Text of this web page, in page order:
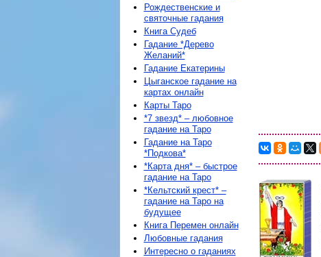
Рождественские и
святочные гадания
Книга Судеб
Гадание *Дерево
Желаний*
Гадание Екатерины
Цыганское гадание на
картах онлайн
Карты Таро
*7 звезд* – любовное
гадание на Таро
Гадание на Таро
*Подкова*
*Карта дня* – быстрое
гадание на Таро
*Кельтский крест* –
гадание на Таро на
будущее
Книга Перемен онлайн
Любовные гадания
Интересно о гаданиях